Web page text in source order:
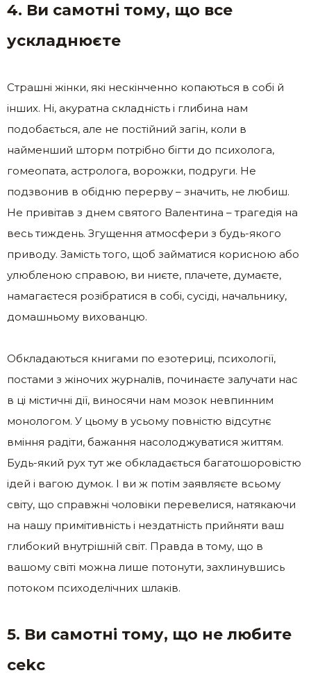
4. Ви самотні тому, що все
ускладнюєте
Страшні жінки, які нескінченно копаються в собі й
інших. Ні, акуратна складність і глибина нам
подобається, але не постійний загін, коли в
найменший шторм потрібно бігти до психолога,
гомеопата, астролога, ворожки, подруги. Не
подзвонив в обідню перерву – значить, не любиш.
Не привітав з днем ​​святого Валентина – трагедія на
весь тиждень. Згущення атмосфери з будь-якого
приводу. Замість того, щоб займатися корисною або
улюбленою справою, ви ниєте, плачете, думаєте,
намагаєтеся розібратися в собі, сусіді, начальнику,
домашньому вихованцю.
Обкладаються книгами по езотериці, психології,
постами з жіночих журналів, починаєте залучати нас
в ці містичні дії, виносячи нам мозок невпинним
монологом. У цьому в усьому повністю відсутнє
вміння радіти, бажання насолоджуватися життям.
Будь-який рух тут же обкладається багатошоровістю
ідей і вагою думок. І ви ж потім заявляєте всьому
світу, що справжні чоловіки перевелися, натякаючи
на нашу примітивність і нездатність прийняти ваш
глибокий внутрішній світ. Правда в тому, що в
вашому світі можна лише потонути, захлинувшись
потоком психоделічних шлаків.
5. Ви самотні тому, що не любите
сеkс